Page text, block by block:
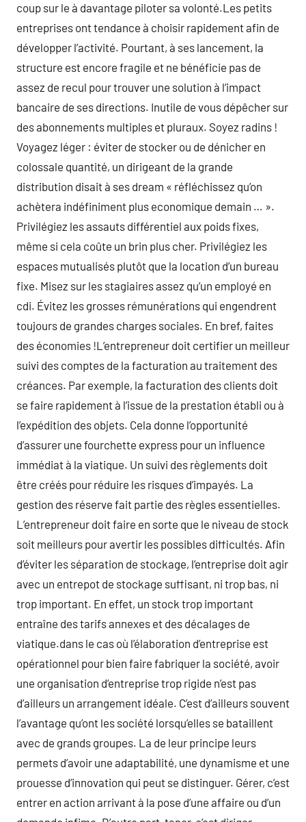
coup sur le à davantage piloter sa volonté.Les petits
entreprises ont tendance à choisir rapidement afin de
développer l’activité. Pourtant, à ses lancement, la
structure est encore fragile et ne bénéficie pas de
assez de recul pour trouver une solution à l’impact
bancaire de ses directions. Inutile de vous dépêcher sur
des abonnements multiples et pluraux. Soyez radins !
Voyagez léger : éviter de stocker ou de dénicher en
colossale quantité, un dirigeant de la grande
distribution disait à ses dream « réfléchissez qu’on
achètera indéfiniment plus economique demain … ».
Privilégiez les assauts différentiel aux poids fixes,
même si cela coûte un brin plus cher. Privilégiez les
espaces mutualisés plutôt que la location d’un bureau
fixe. Misez sur les stagiaires assez qu’un employé en
cdi. Évitez les grosses rémunérations qui engendrent
toujours de grandes charges sociales. En bref, faites
des économies !L’entrepreneur doit certifier un meilleur
suivi des comptes de la facturation au traitement des
créances. Par exemple, la facturation des clients doit
se faire rapidement à l’issue de la prestation établi ou à
l’expédition des objets. Cela donne l’opportunité
d’assurer une fourchette express pour un influence
immédiat à la viatique. Un suivi des règlements doit
être créés pour réduire les risques d’impayés. La
gestion des réserve fait partie des règles essentielles.
L’entrepreneur doit faire en sorte que le niveau de stock
soit meilleurs pour avertir les possibles difficultés. Afin
d’éviter les séparation de stockage, l’entreprise doit agir
avec un entrepot de stockage suffisant, ni trop bas, ni
trop important. En effet, un stock trop important
entraîne des tarifs annexes et des décalages de
viatique.dans le cas où l’élaboration d’entreprise est
opérationnel pour bien faire fabriquer la société, avoir
une organisation d’entreprise trop rigide n’est pas
d’ailleurs un arrangement idéale. C’est d’ailleurs souvent
l’avantage qu’ont les société lorsqu’elles se bataillent
avec de grands groupes. La de leur principe leurs
permets d’avoir une adaptabilité, une dynamisme et une
prouesse d’innovation qui peut se distinguer. Gérer, c’est
entrer en action arrivant à la pose d’une affaire ou d’un